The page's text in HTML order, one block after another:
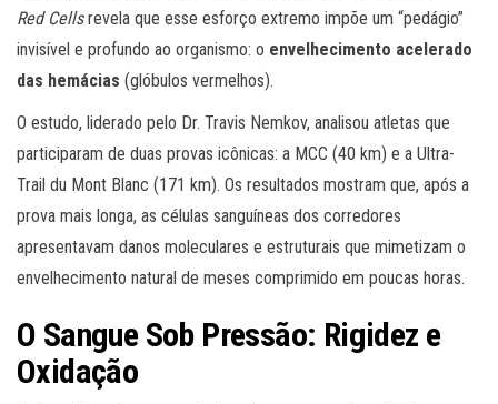
Red Cellsrevela que esse esforço extremo impõe um “pedágio”
invisível e profundo ao organismo: o envelhecimento acelerado
das hemácias (glóbulos vermelhos).
O estudo, liderado pelo Dr. Travis Nemkov, analisou atletas que
participaram de duas provas icônicas: a MCC (40 km) e a Ultra-
Trail du Mont Blanc (171 km). Os resultados mostram que, após a
prova mais longa, as células sanguíneas dos corredores
apresentavam danos moleculares e estruturais que mimetizam o
envelhecimento natural de meses comprimido em poucas horas.
O Sangue Sob Pressão: Rigidez e
Oxidação